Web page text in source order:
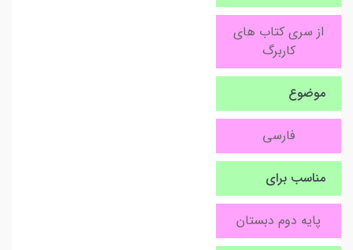
از سری کتاب های
کاربرگ
موضوع
فارسی
مناسب برای
پایه دوم دبستان